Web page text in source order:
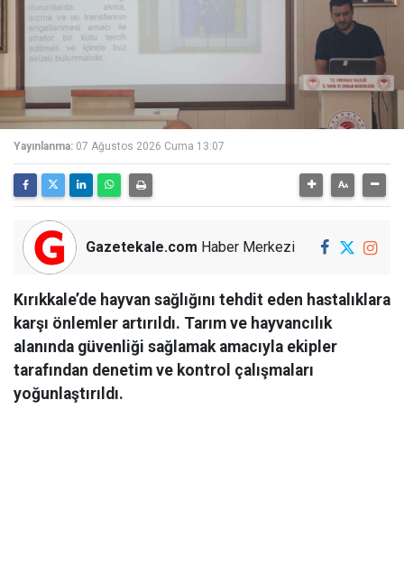
Yayınlanma: 07 Ağustos 2026 Cuma 13:07
Gazetekale.com Haber Merkezi
Kırıkkale’de hayvan sağlığını tehdit eden hastalıklara
karşı önlemler artırıldı. Tarım ve hayvancılık
alanında güvenliği sağlamak amacıyla ekipler
tarafından denetim ve kontrol çalışmaları
yoğunlaştırıldı.